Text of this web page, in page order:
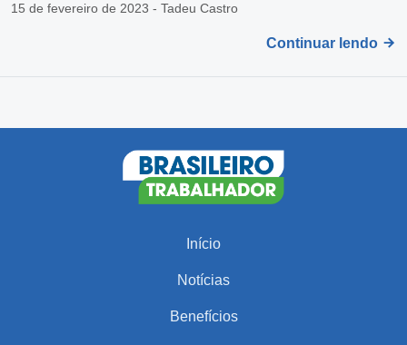
15 de fevereiro de 2023 - Tadeu Castro
Continuar lendo
Início
Notícias
Benefícios